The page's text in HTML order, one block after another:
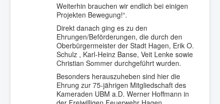
Weiterhin brauchen wir endlich bei einigen
Projekten Bewegung!“.
Direkt danach ging es zu den
Ehrungen/Beförderungen, die durch den
Oberbürgermeister der Stadt Hagen, Erik O.
Schulz , Karl-Heinz Banse, Veit Lenke sowie
Christian Sommer durchgeführt wurden.
Besonders herauszuheben sind hier die
Ehrung zur 75-jährigen Mitgliedschaft des
Kameraden UBM a.D. Werner Hoffmann in